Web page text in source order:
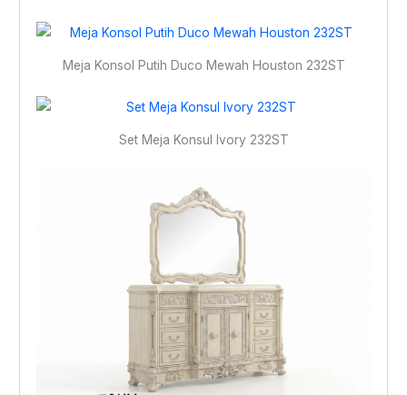
Meja Konsol Putih Duco Mewah Houston 232ST
Set Meja Konsul Ivory 232ST